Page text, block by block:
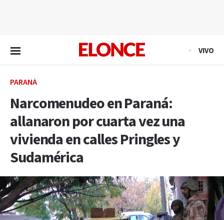
VIVO
PARANÁ
Narcomenudeo en Paraná:
allanaron por cuarta vez una
vivienda en calles Pringles y
Sudamérica